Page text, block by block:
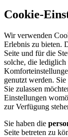
Cookie-
Wir verwenden
Erlebnis zu bieten.
Seite und für die
solche, die
genutzt werden.
Sie zulassen
Einstellungen
zur Verfügung
Sie haben die
Seite betreten zu